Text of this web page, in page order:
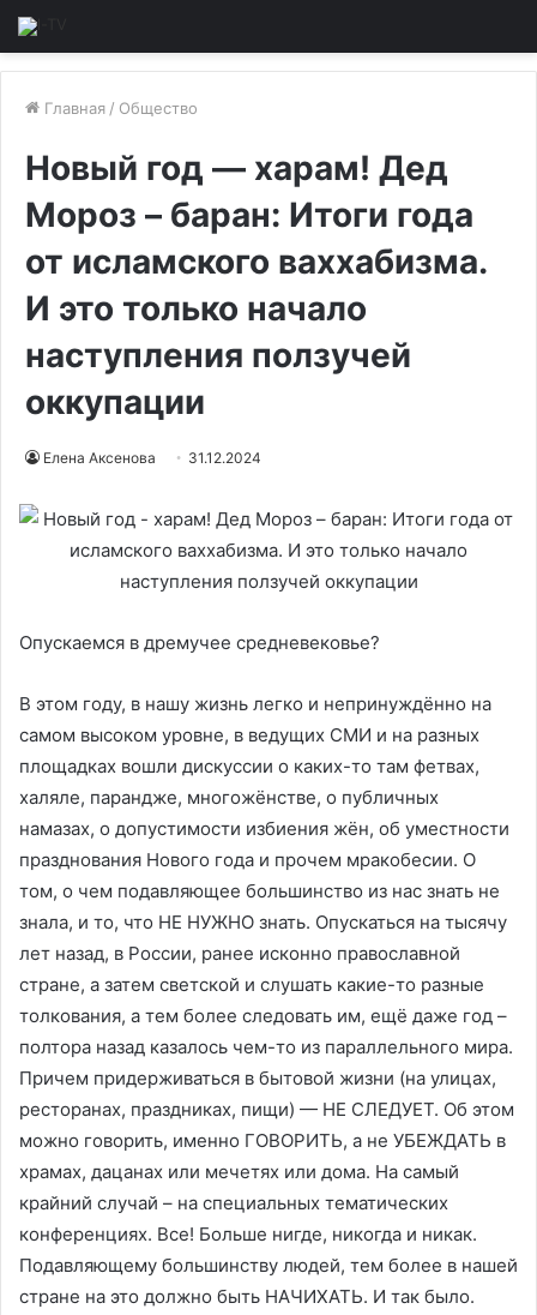
Главная / Общество
Новый год — харам! Дед
Мороз – баран: Итоги года
от исламского ваххабизма.
И это только начало
наступления ползучей
оккупации
Елена Аксенова 31.12.2024
Опускаемся в дремучее средневековье?
В этом году, в нашу жизнь легко и непринуждённо на
самом высоком уровне, в ведущих СМИ и на разных
площадках вошли дискуссии о каких-то там фетвах,
халяле, парандже, многожёнстве, о публичных
намазах, о допустимости избиения жён, об уместности
празднования Нового года и прочем мракобесии. О
том, о чем подавляющее большинство из нас знать не
знала, и то, что НЕ НУЖНО знать. Опускаться на тысячу
лет назад, в России, ранее исконно православной
стране, а затем светской и слушать какие-то разные
толкования, а тем более следовать им, ещё даже год –
полтора назад казалось чем-то из параллельного мира.
Причем придерживаться в бытовой жизни (на улицах,
ресторанах, праздниках, пищи) — НЕ СЛЕДУЕТ. Об этом
можно говорить, именно ГОВОРИТЬ, а не УБЕЖДАТЬ в
храмах, дацанах или мечетях или дома. На самый
крайний случай – на специальных тематических
конференциях. Все! Больше нигде, никогда и никак.
Подавляющему большинству людей, тем более в нашей
стране на это должно быть НАЧИХАТЬ. И так было.